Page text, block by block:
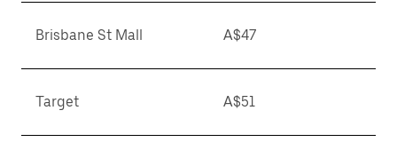
Brisbane St Mall A$47
Target A$51